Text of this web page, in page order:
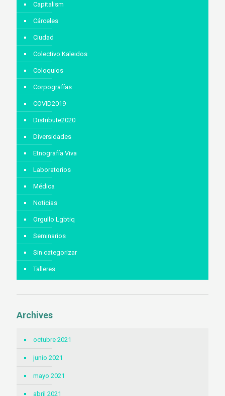
Capitalism
Cárceles
Ciudad
Colectivo Kaleidos
Coloquios
Corpografías
COVID2019
Distribute2020
Diversidades
Etnografía Viva
Laboratorios
Médica
Noticias
Orgullo Lgbtiq
Seminarios
Sin categorizar
Talleres
Archives
octubre 2021
junio 2021
mayo 2021
abril 2021